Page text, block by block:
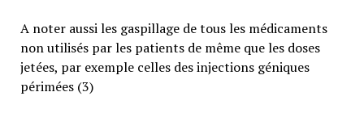
A noter aussi les gaspillage de tous les médicaments
non utilisés par les patients de même que les doses
jetées, par exemple celles des injections géniques
périmées (3)